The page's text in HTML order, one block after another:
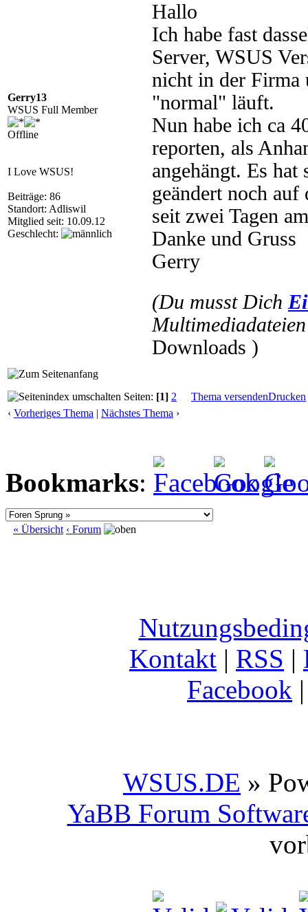
Gerry13
WSUS Full Member
Offline
I Love WSUS!
Beiträge: 86
Standort: Adliswil
Mitglied seit: 10.09.12
Geschlecht:
Hallo
Ich habe fast
Server, WSUS
nicht in der Firma
"normal" läuft.
Nun habe ich ca
reporten, als
angehängt. Es hat
geändert noch
seit zwei Tagen
Danke und Gruss
Gerry
(Du musst Dich
Downloads )
Seiten: [1] 2 Thema versendenDrucken
‹ Vorheriges Thema | Nächstes Thema ›
Bookmarks:
« Übersicht ‹ Forum
Kontakt | RSS |
Facebook
WSUS.DE »
YaBB Forum